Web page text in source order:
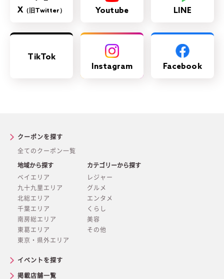
X（旧Twitter） Youtube LINE
TikTok
Instagram
Facebook
クーポンを探す
全てのクーポン一覧
地域から探す
ベイエリア
九十九里エリア
北総エリア
千葉エリア
南房総エリア
東葛エリア
東京・県外エリア
カテゴリーから探す
レジャー
グルメ
エンタメ
くらし
美容
その他
イベントを探す
掲載店舗一覧